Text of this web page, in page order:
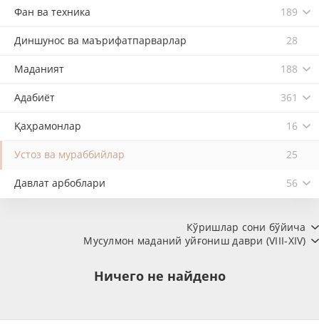
Фан ва техника 189
Диншунос ва маърифатпарварлар 28
Маданият 188
Адабиёт 361
Қаҳрамонлар 16
Устоз ва мураббийлар 25
Давлат арбоблари 56
Кўришлар сони бўйича
Мусулмон маданий уйғониш даври (VIII-XIV)
Ничего не найдено